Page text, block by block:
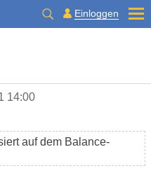
Einloggen
14:00
auf dem Balance-